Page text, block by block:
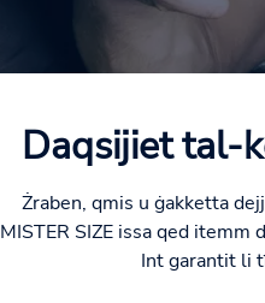
Daqsijiet tal-
Żraben, qmis u ġakketta
MISTER SIZE issa qed
Int garantit li